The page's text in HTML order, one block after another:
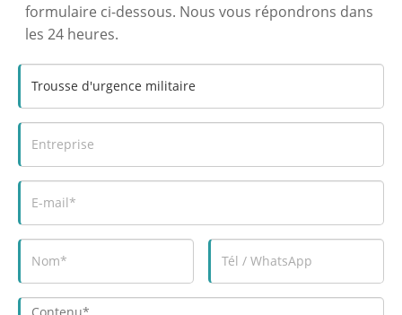
formulaire ci-dessous. Nous vous répondrons dans
les 24 heures.